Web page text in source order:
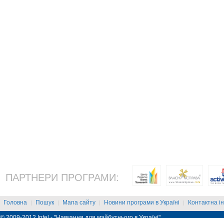
ПАРТНЕРИ ПРОГРАМИ:
Головна | Пошук | Мапа сайту | Новини програми в Україні | Контактна